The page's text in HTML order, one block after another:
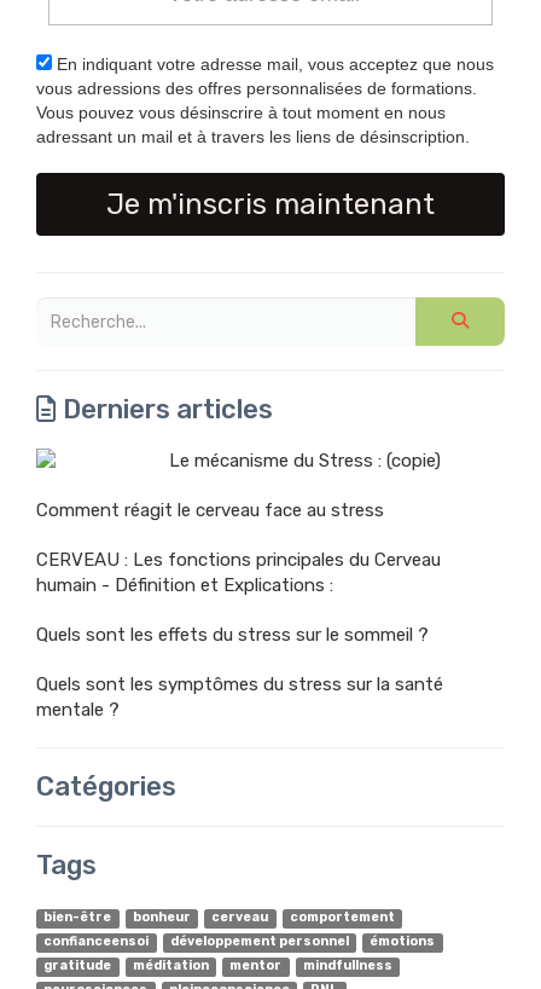
En indiquant votre adresse mail, vous acceptez que nous
vous adressions des offres personnalisées de formations.
Vous pouvez vous désinscrire à tout moment en nous
adressant un mail et à travers les liens de désinscription.
Je m'inscris maintenant
Derniers articles
Le mécanisme du Stress : (copie)
Comment réagit le cerveau face au stress
CERVEAU : Les fonctions principales du Cerveau
humain - Définition et Explications :
Quels sont les effets du stress sur le sommeil ?
Quels sont les symptômes du stress sur la santé
mentale ?
Catégories
Tags
bien-être bonheur cerveau
comportement
confianceensoi
développement personnel
émotions
gratitude
méditation mentor
mindfullness